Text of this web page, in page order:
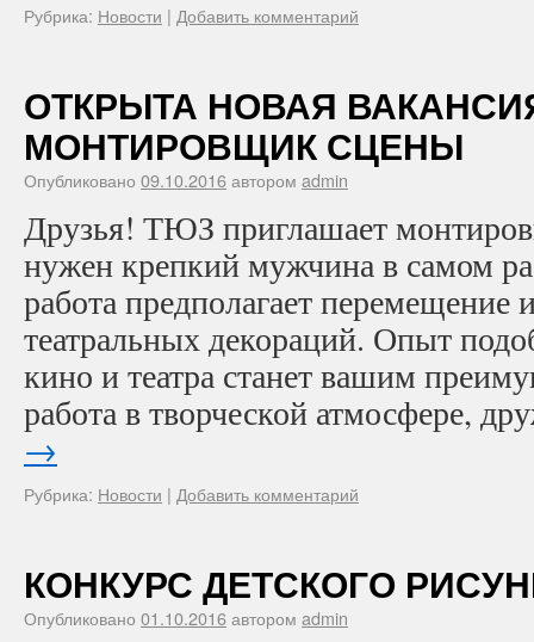
Рубрика: Новости | Добавить комментарий
ОТКРЫТА НОВАЯ
МОНТИРОВЩИК СЦЕНЫ
Опубликовано 09.10.2016автором admin
Друзья! ТЮЗ приглашает
нужен крепкий мужчина в самом
работа предполагает перемещение
театральных декораций. Опыт
кино и театра станет вашим
работа в творческой атмосфере,
→
Рубрика: Новости | Добавить комментарий
КОНКУРС ДЕТСКОГО
Опубликовано 01.10.2016автором admin